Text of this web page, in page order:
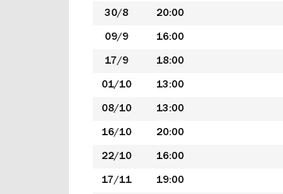
30/8 20:00
09/9 16:00
17/9 18:00
01/10 13:00
08/10 13:00
16/10 20:00
22/10 16:00
17/11 19:00